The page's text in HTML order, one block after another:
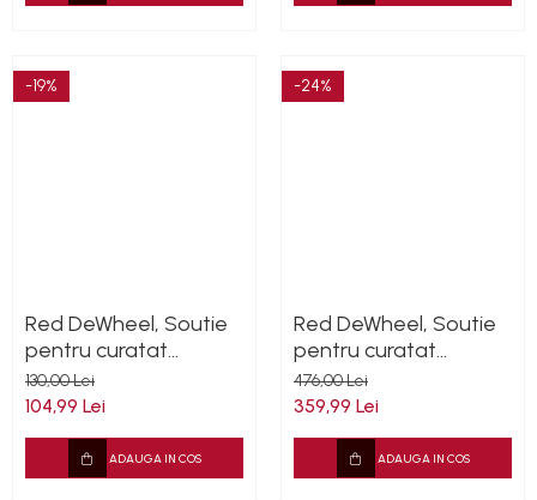
-19%
Red DeWheel, Soutie
pentru curatat
rezidurile de fier, de
pe jante, 1L
130,00 Lei
104,99 Lei
ADAUGA IN COS
-24%
Red DeWheel, Soutie
pentru curatat
rezidurile de fier, de
pe jante, 5L
476,00 Lei
359,99 Lei
ADAUGA IN COS